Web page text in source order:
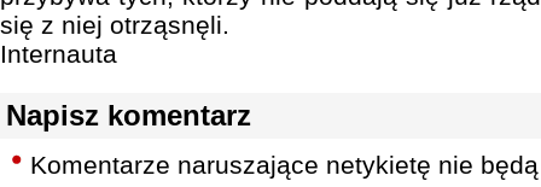
się z niej otrząsnęli.
Internauta
Napisz komentarz
Komentarze naruszające netykietę nie